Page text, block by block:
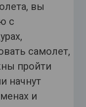
вы
с
самолет,
пройти
начнут
и